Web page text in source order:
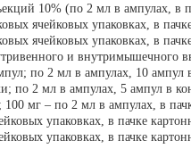
10% (по 2 мл в ампулах, в
ячейковых упаковках, в
ячейковых упаковках, в
и внутримышечного
по 2 мл в ампулах, 10 ампул
по 2 мл в ампулах, 5 ампул в
100 мг – по 2 мл в ампулах, в
упаковках, в пачке
упаковках, в пачке